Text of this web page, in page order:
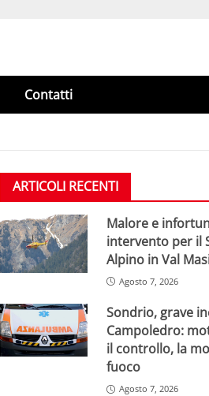
Contatti
ARTICOLI RECENTI
Malore e
intervento per il
Alpino in Val
Agosto 7, 2026
Sondrio, grave
Campoledro:
il controllo, la
fuoco
Agosto 7, 2026